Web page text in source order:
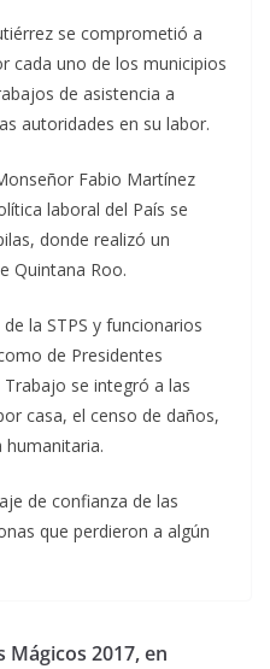
se comprometió a
cada uno de los municipios
de asistencia a
autoridades en su labor.
Fabio Martínez
laboral del País se
donde realizó un
Quintana Roo.
la STPS y funcionarios
de Presidentes
se integró a las
casa, el censo de daños,
humanitaria.
de confianza de las
que perdieron a algún
Mágicos 2017, en